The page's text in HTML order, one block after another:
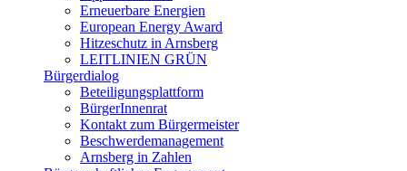
Erneuerbare Energien
European Energy Award
Hitzeschutz in Arnsberg
LEITLINIEN GRÜN
Bürgerdialog
Beteiligungsplattform
BürgerInnenrat
Kontakt zum Bürgermeister
Beschwerdemanagement
Arnsberg in Zahlen